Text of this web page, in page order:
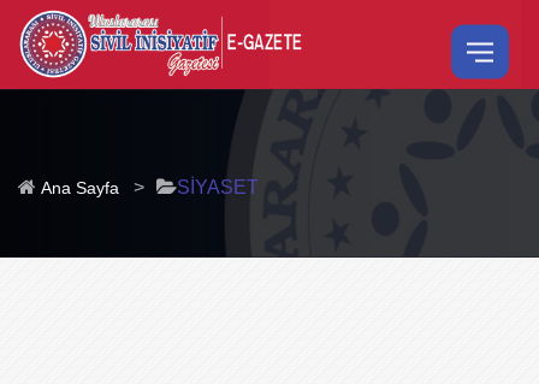
Ana Sayfa > SİYASET